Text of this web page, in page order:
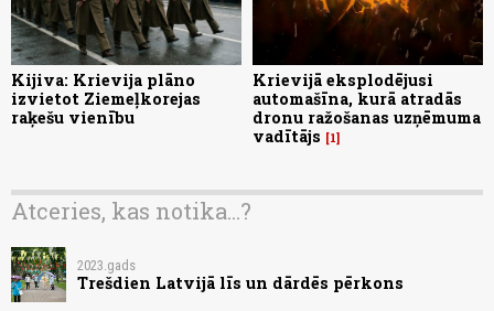
Kijiva: Krievija plāno
izvietot Ziemeļkorejas
raķešu vienību
Krievijā eksplodējusi
automašīna, kurā atradās
dronu ražošanas uzņēmuma
vadītājs
1
Atceries, kas notika...?
2023.gads
Trešdien Latvijā līs un dārdēs pērkons